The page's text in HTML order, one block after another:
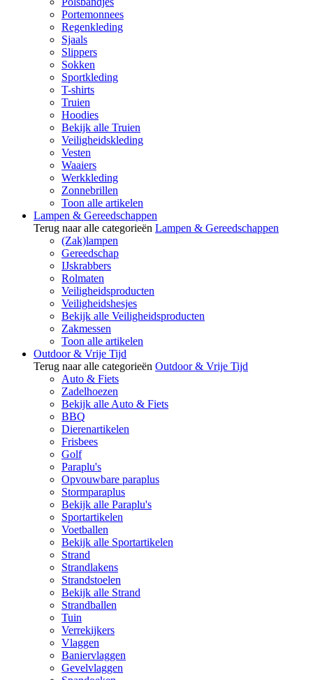
Portemonnees
Regenkleding
Sjaals
Slippers
Sokken
Sportkleding
T-shirts
Truien
Hoodies
Bekijk alle Truien
Veiligheidskleding
Vesten
Waaiers
Werkkleding
Zonnebrillen
Toon alle artikelen
Lampen & Gereedschappen
Terug naar alle categorieën Lampen & Gereedschappen
(Zak)lampen
Gereedschap
IJskrabbers
Rolmaten
Veiligheidsproducten
Veiligheidshesjes
Bekijk alle Veiligheidsproducten
Zakmessen
Toon alle artikelen
Outdoor & Vrije Tijd
Terug naar alle categorieën Outdoor & Vrije Tijd
Auto & Fiets
Zadelhoezen
Bekijk alle Auto & Fiets
BBQ
Dierenartikelen
Frisbees
Golf
Paraplu's
Opvouwbare paraplus
Stormparaplus
Bekijk alle Paraplu's
Sportartikelen
Voetballen
Bekijk alle Sportartikelen
Strand
Strandlakens
Strandstoelen
Bekijk alle Strand
Strandballen
Tuin
Verrekijkers
Vlaggen
Baniervlaggen
Gevelvlaggen